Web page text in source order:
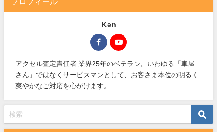
Ken
アクセル査定責任者 業界25年のベテラン。いわゆる「車屋
さん」ではなくサービスマンとして、お客さま本位の明るく
爽やかなご対応を心がけます。